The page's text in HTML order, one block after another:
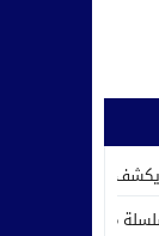
سلسلة من اتفاقيات